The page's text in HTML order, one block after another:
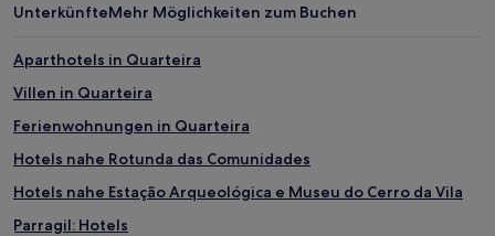
UnterkünfteMehr Möglichkeiten zum Buchen
Aparthotels in Quarteira
Villen in Quarteira
Ferienwohnungen in Quarteira
Hotels nahe Rotunda das Comunidades
Hotels nahe Estação Arqueológica e Museu do Cerro da Vila
Parragil: Hotels